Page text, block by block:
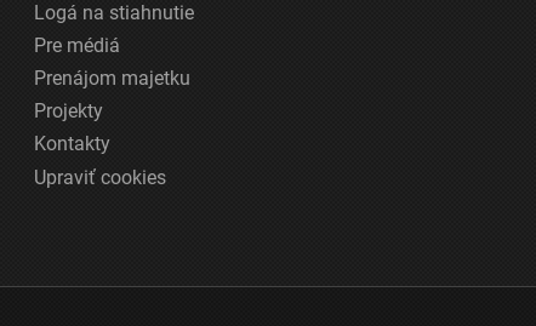
Logá na stiahnutie
Pre médiá
Prenájom majetku
Projekty
Kontakty
Upraviť cookies